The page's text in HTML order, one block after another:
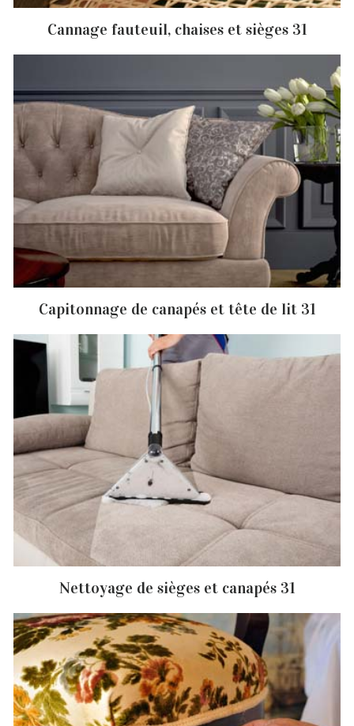
Cannage fauteuil, chaises et sièges 31
Capitonnage de canapés et tête de lit 31
Nettoyage de sièges et canapés 31